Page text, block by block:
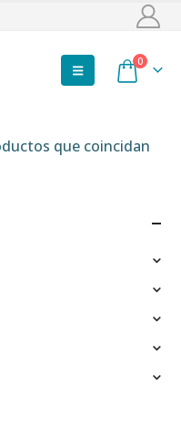
0
que coincidan